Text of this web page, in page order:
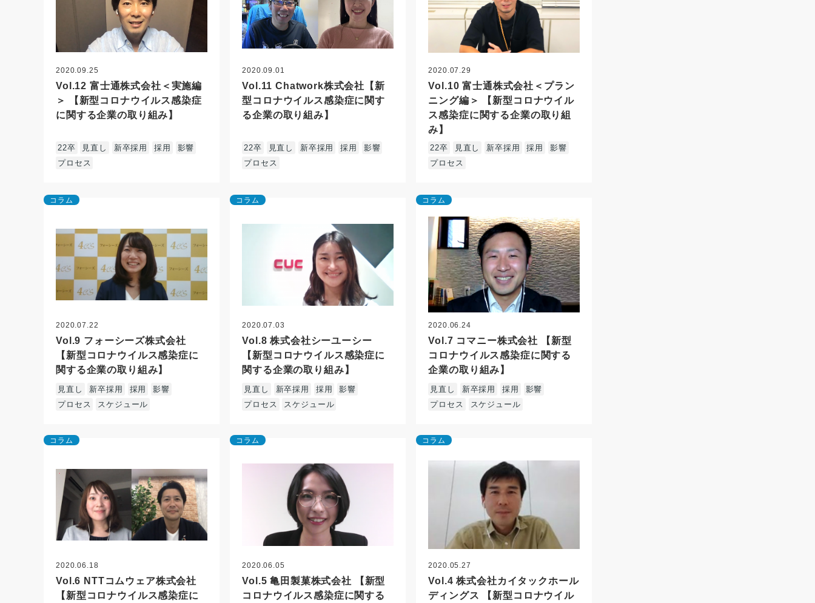
2020.09.25
Vol.12 富士通株式会社＜実施編
＞ 【新型コロナウイルス感染症
に関する企業の取り組み】
22卒 見直し 新卒採用 採用
影響
プロセス
2020.09.01
Vol.11 Chatwork株式会社【新
型コロナウイルス感染症に関す
る企業の取り組み】
22卒 見直し 新卒採用 採用
影響
プロセス
2020.07.29
Vol.10 富士通株式会社＜プラン
ニング編＞ 【新型コロナウイル
ス感染症に関する企業の取り組
み】
22卒 見直し 新卒採用 採用
影響
プロセス
コラム
2020.07.22
Vol.9 フォーシーズ株式会社
【新型コロナウイルス感染症に
関する企業の取り組み】
見直し 新卒採用 採用
影響
プロセス
スケジュール
コラム
2020.07.03
Vol.8 株式会社シーユーシー
【新型コロナウイルス感染症に
関する企業の取り組み】
見直し 新卒採用 採用
影響
プロセス
スケジュール
コラム
2020.06.24
Vol.7 コマニー株式会社 【新型
コロナウイルス感染症に関する
企業の取り組み】
見直し 新卒採用 採用
影響
プロセス
スケジュール
コラム
2020.06.18
Vol.6 NTTコムウェア株式会社
【新型コロナウイルス感染症に
コラム
2020.06.05
Vol.5 亀田製菓株式会社 【新型
コロナウイルス感染症に関する
コラム
2020.05.27
Vol.4 株式会社カイタックホール
ディングス 【新型コロナウイル